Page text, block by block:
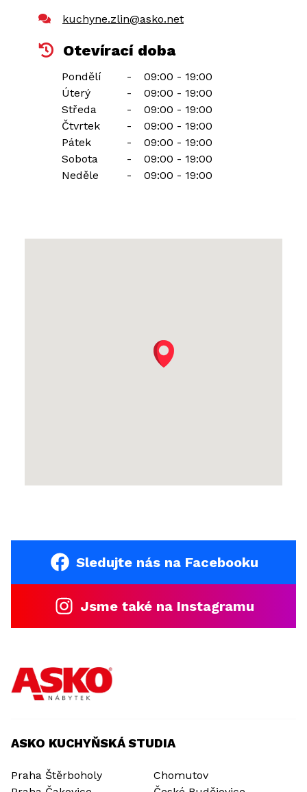
kuchyne.zlin@asko.net
Otevírací doba
Pondělí -
09:00 - 19:00
Úterý
-
09:00 - 19:00
Středa
-
09:00 - 19:00
Čtvrtek
-
09:00 - 19:00
Pátek
-
09:00 - 19:00
Sobota
-
09:00 - 19:00
Neděle
- 09:00 - 19:00
Sledujte nás na Facebooku
Jsme také na Instagramu
ASKO KUCHYŇSKÁ STUDIA
Praha Štěrboholy
Chomutov